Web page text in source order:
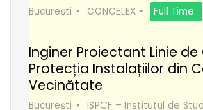
București CONCELEX Full Time
Inginer Proiectant Linie
Protecția Instalațiilor din
Vecinătate
București
ISPCF – Institutul de